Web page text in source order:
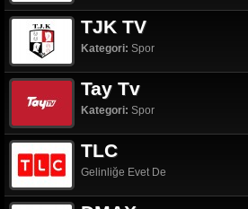
TJK TV
Kategori: Spor
Tay Tv
Kategori: Spor
TLC
Gelinliğe Evet De